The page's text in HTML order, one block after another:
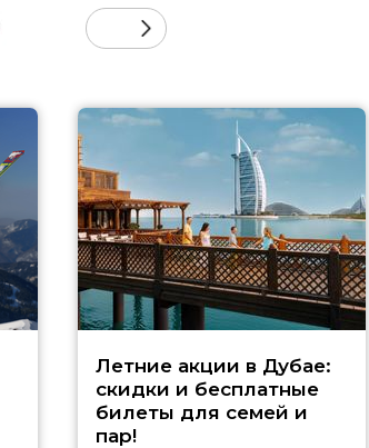
Летние акции в Дубае:
скидки и бесплатные
билеты для семей и
пар!